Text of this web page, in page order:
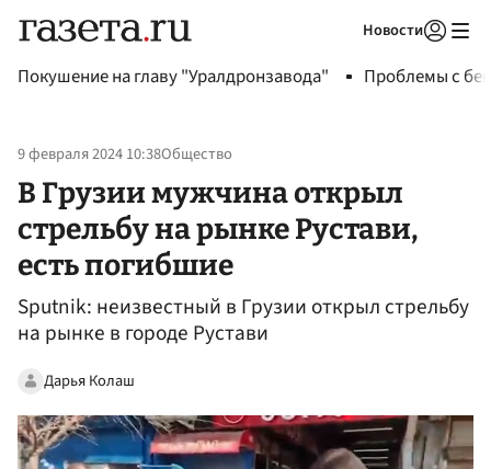
Новости
Покушение на главу "Уралдронзавода" Проблемы с
9 февраля 2024 10:38Общество
В Грузии мужчина открыл
стрельбу на рынке Рустави,
есть погибшие
Sputnik: неизвестный в Грузии открыл стрельбу
на рынке в городе Рустави
Дарья Колаш